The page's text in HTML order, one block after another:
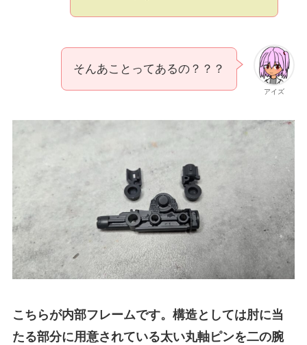
アイズ
そんあことってあるの？？？
こちらが内部フレームです。構造としては肘に当
たる部分に用意されている太い丸軸ピンを二の腕